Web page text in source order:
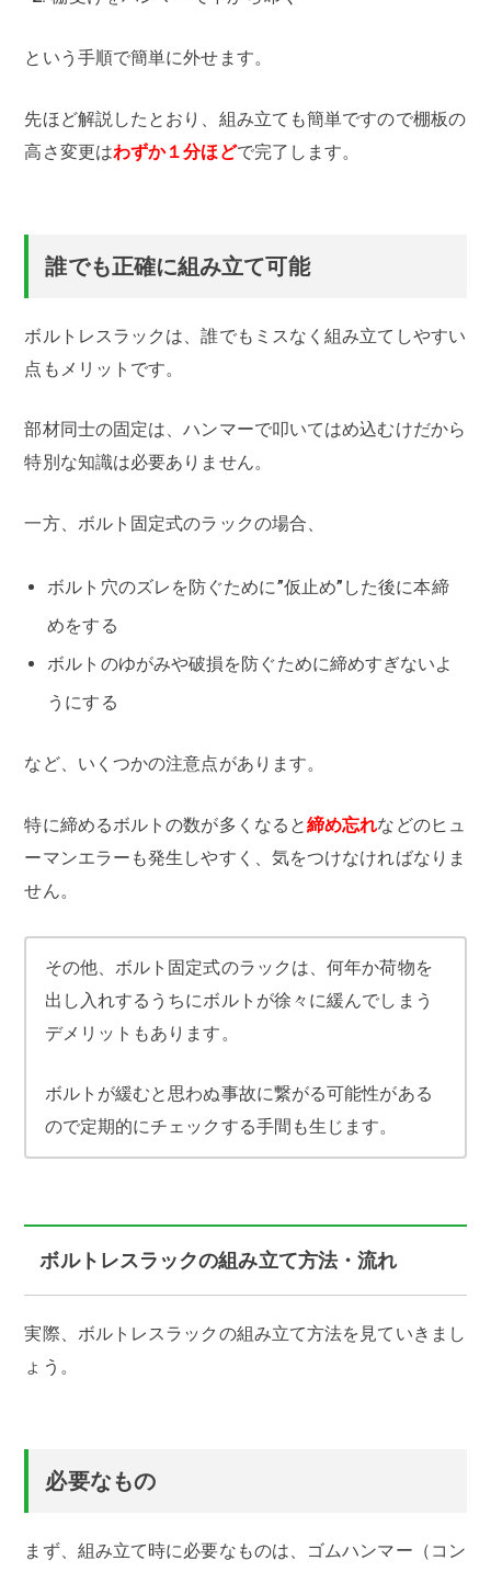
という手順で簡単に外せます。
先ほど解説したとおり、組み立ても簡単ですので棚板の
高さ変更はわずか１分ほどで完了します。
誰でも正確に組み立て可能
ボルトレスラックは、誰でもミスなく組み立てしやすい
点もメリットです。
部材同士の固定は、ハンマーで叩いてはめ込むけだから
特別な知識は必要ありません。
一方、ボルト固定式のラックの場合、
ボルト穴のズレを防ぐために”仮止め”した後に本締
めをする
ボルトのゆがみや破損を防ぐために締めすぎないよ
うにする
など、いくつかの注意点があります。
特に締めるボルトの数が多くなると締め忘れなどのヒュ
ーマンエラーも発生しやすく、気をつけなければなりま
せん。
その他、ボルト固定式のラックは、何年か荷物を
出し入れするうちにボルトが徐々に緩んでしまう
デメリットもあります。
ボルトが緩むと思わぬ事故に繋がる可能性がある
ので定期的にチェックする手間も生じます。
ボルトレスラックの組み立て方法・流れ
実際、ボルトレスラックの組み立て方法を見ていきまし
ょう。
必要なもの
まず、組み立て時に必要なものは、ゴムハンマー（コン